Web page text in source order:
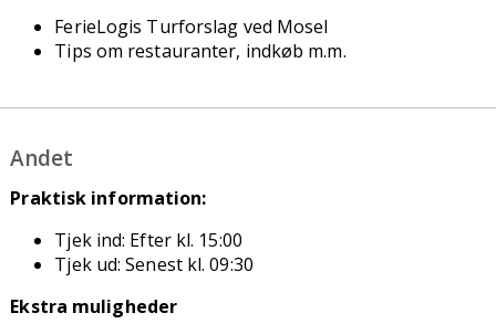
FerieLogis Turforslag ved Mosel
Tips om restauranter, indkøb m.m.
Andet
Praktisk information:
Tjek ind: Efter kl. 15:00
Tjek ud: Senest kl. 09:30
Ekstra muligheder